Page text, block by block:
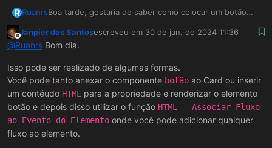
R RuanrsBoa tarde, gostaria de saber como colocar um botão
Já vi exemplos disso sendo feito, mas não entendo
como fazer lendo o funcionamento do componente no
Offline
Janpier dos Santosescreveu em 30 de jan. de 2024 11:36
última edição por
@Ruanrs Bom dia.
Isso pode ser realizado de algumas formas.
Você pode tanto anexar o componente botão ao Card ou inserir
um contéudo HTML
para a propriedade e renderizar o elemento
botão e depois disso utilizar o função HTML - Associar Fluxo
ao Evento do Elemento onde você pode adicionar qualquer
fluxo ao elemento.